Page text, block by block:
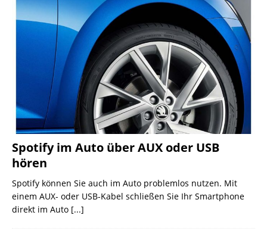
Spotify im Auto über AUX oder USB
hören
Spotify können Sie auch im Auto problemlos nutzen. Mit
einem AUX- oder USB-Kabel schließen Sie Ihr Smartphone
direkt im Auto [...]